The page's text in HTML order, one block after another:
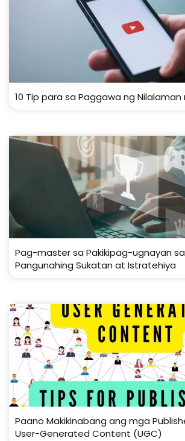
10 Tip para sa Paggawa ng Nilalaman
Pag-master sa Pakikipag-ugnayan
Pangunahing Sukatan at Istratehiya
Paano Makikinabang ang mga
User-Generated Content (UGC)